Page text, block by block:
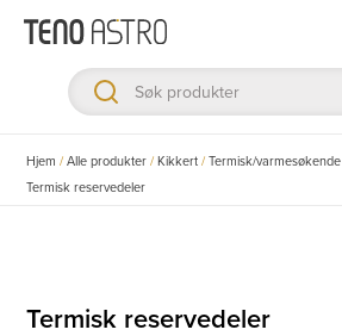
Hopp
innholdet
Hjem /Alle produkter /Kikkert /Termisk/varmesøkende
Termisk reservedeler
Termisk reservedeler